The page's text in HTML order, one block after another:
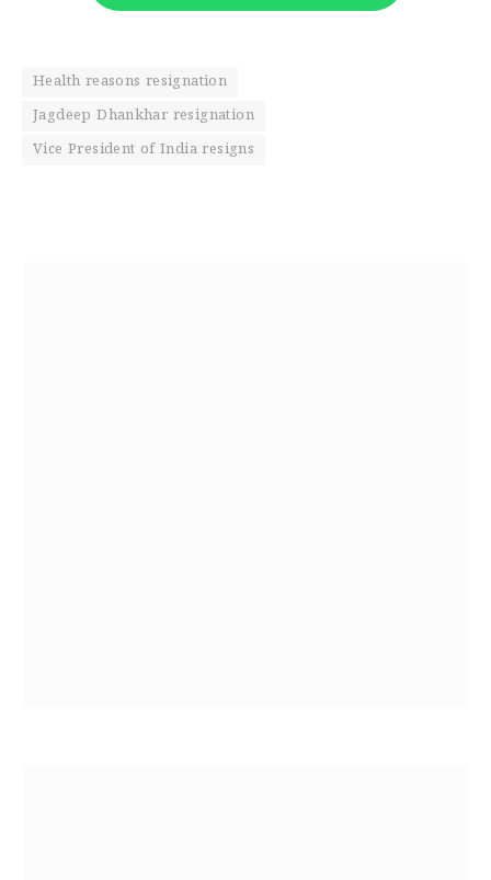
Health reasons resignation
Jagdeep Dhankhar resignation
Vice President of India resigns